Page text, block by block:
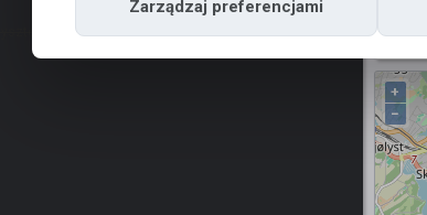
+
−
Zarządzaj preferencjami